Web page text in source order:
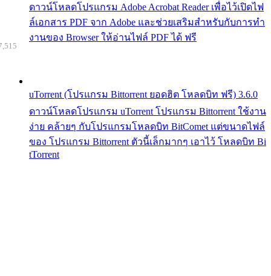
ดาวน์โหลดโปรแกรม Adobe Acrobat Reader เพื่อไว้เปิดไฟ
ล์เอกสาร PDF จาก Adobe และช่วยเสริมสำหรับกับการทำ
งานของ Browser ให้อ่านไฟล์ PDF ได้ ฟรี
uTorrent (โปรแกรม Bittorrent ยอดฮิต โหลดบิท ฟรี) 3.6.0
ดาวน์โหลดโปรแกรม uTorrent โปรแกรม Bittorrent ใช้งาน
ง่าย คล้ายๆ กับโปรแกรมโหลดบิท BitComet แต่ขนาดไฟล์
ของ โปรแกรม Bittorrent ตัวนี้เล็กมากๆ เอาไว้ โหลดบิท Bi
tTorrent